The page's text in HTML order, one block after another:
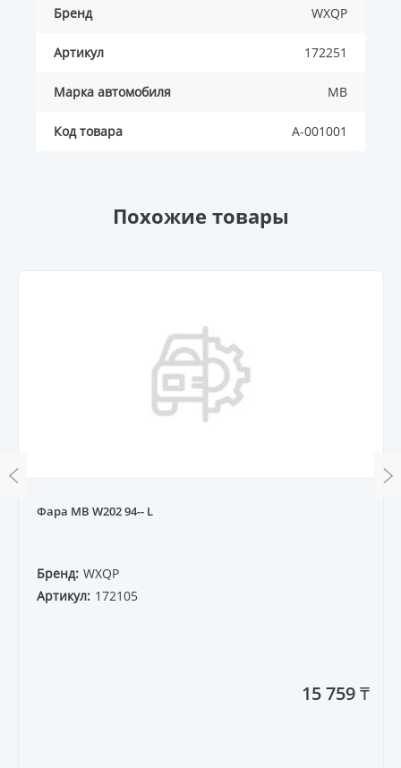
Бренд WXQP
Артикул 172251
Марка автомобиля MB
Код товара A-001001
Похожие товары
Фара MB W202 94-- L
Бренд: WXQP
Артикул: 172105
15 759 ₸